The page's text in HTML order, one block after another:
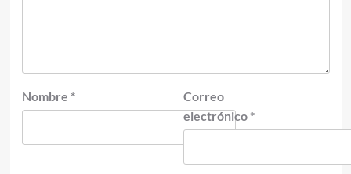
Nombre *
Correo
electrónico *